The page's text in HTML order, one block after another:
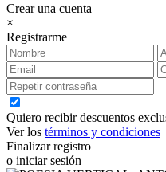
Crear una cuenta
×
Registrarme
Quiero recibir descuentos
Ver los términos y condiciones
Finalizar registro
o iniciar sesión